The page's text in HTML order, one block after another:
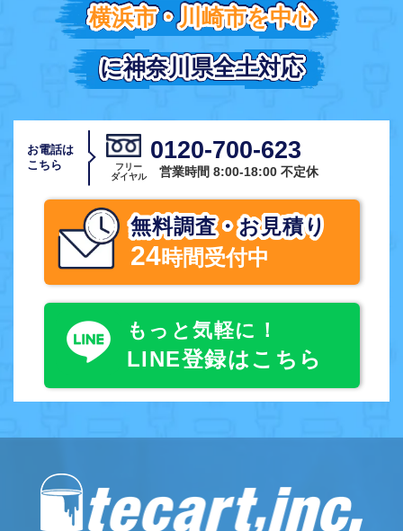
横浜市・川崎市を中心
に神奈川県全土対応
横浜市・川崎市を中心
に神奈川県全土対応
お電話は
こちら
0120-700-623
フリー
ダイヤル
営業時間 8:00-18:00 不定休
無料調査・お見積り
24時間受付中
もっと気軽に！
LINE登録はこちら